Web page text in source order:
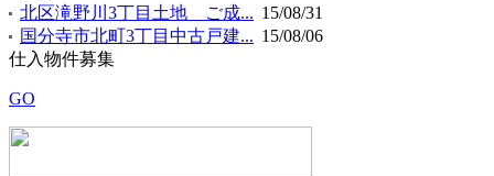
北区滝野川3丁目土地 ご成... 15/08/31
国分寺市北町3丁目中古戸建... 15/08/06
仕入物件募集
GO